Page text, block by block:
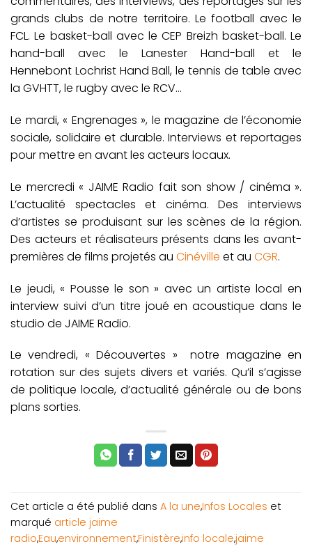
grands clubs de notre territoire. Le football avec le
FCL. Le basket-ball avec le CEP Breizh basket-ball. Le
hand-ball avec le Lanester Hand-ball et le
Hennebont Lochrist Hand Ball, le tennis de table avec
la GVHTT, le rugby avec le RCV…
Le mardi, « Engrenages », le magazine de l’économie
sociale, solidaire et durable. Interviews et reportages
pour mettre en avant les acteurs locaux.
Le mercredi « JAIME Radio fait son show / cinéma ».
L’actualité spectacles et cinéma. Des interviews
d’artistes se produisant sur les scènes de la région.
Des acteurs et réalisateurs présents dans les avant-
premières de films projetés au Cinéville et au CGR.
Le jeudi, « Pousse le son » avec un artiste local en
interview suivi d’un titre joué en acoustique dans le
studio de JAIME Radio.
Le vendredi, « Découvertes » notre magazine en
rotation sur des sujets divers et variés. Qu’il s’agisse
de politique locale, d’actualité générale ou de bons
plans sorties.
Cet article a été publié dans A la une,Infos Locales et
marqué article jaime
radio,Eau,environnement,Finistère,info locale,jaime